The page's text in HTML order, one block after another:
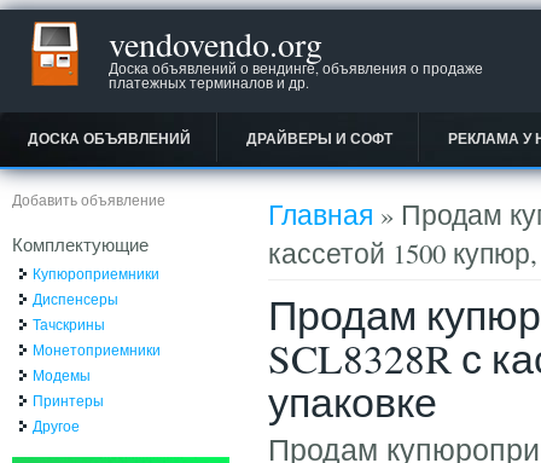
vendovendo.org
Доска объявлений о вендинге, объявления о продаже
платежных терминалов и др.
ДОСКА ОБЪЯВЛЕНИЙ ДРАЙВЕРЫ И СОФТ РЕКЛАМА У
Вы здесь
Главная » Продам
кассетой 1500
Продам
SCL8328R с
упаковке
Продам
Добавить объявление
Комплектующие
Купюроприемники
Диспенсеры
Тачскрины
Монетоприемники
Модемы
Принтеры
Другое